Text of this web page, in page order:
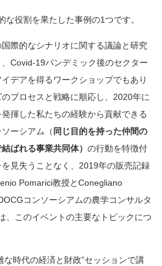
役割を果たした事例の1つです。
国際的なシナリオに関する議論と研究
Covid-19パンデミック後のセクター
デアを得るワークショップでもあり
プロセスと戦略に順応し、2020年に
揮した私たちの経験から貢献できる
ーシアム（ 同じ目的を持った仲間の
ばれる事業共同体） の行動を特徴付
見失うことなく、2019年の販売記録
Pomarici教授とConegliano
コンソーシアムの農学コンサルタ
、このイベントの主要なトピックにつ
な時代の経済と財政”セッションで講